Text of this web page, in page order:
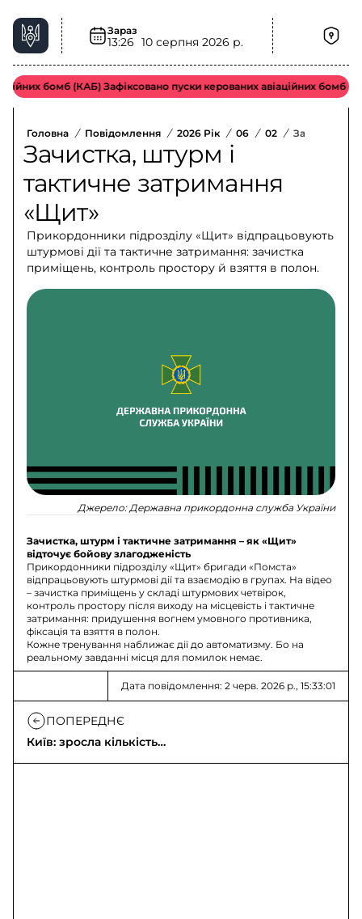
Зараз
13:26 10 серпня 2026 р.
бомб (КАБ) Зафіксовано пуски керованих авіаційних бомб
Головна / Повідомлення / 2026 Рік / 06 / 02 / Зачистка,
Зачистка, штурм і
тактичне затримання
«Щит»
Прикордонники підрозділу «Щит» відпрацьовують
штурмові дії та тактичне затримання: зачистка
приміщень, контроль простору й взяття в полон.
Джерело: Державна прикордонна служба України
Зачистка, штурм і тактичне затримання – як «Щит»
відточує бойову злагодженість
Прикордонники підрозділу «Щит» бригади «Помста»
відпрацьовують штурмові дії та взаємодію в групах. На відео
– зачистка приміщень у складі штурмових четвірок,
контроль простору після виходу на місцевість і тактичне
затримання: придушення вогнем умовного противника,
фіксація та взяття в полон.
Кожне тренування наближає дії до автоматизму. Бо на
реальному завданні місця для помилок немає.
Дата повідомлення: 2 черв. 2026 р., 15:33:01
ПОПЕРЕДНЄ
Київ: зросла кількість
загиблих після